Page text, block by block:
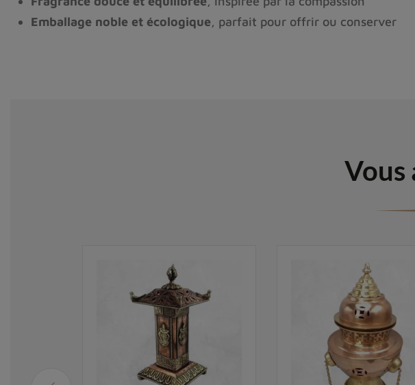
Emballage noble et écologique, parfait pour offrir ou conserver
Vous